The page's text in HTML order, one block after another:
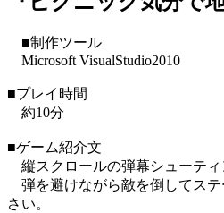
■制作ツール
Microsoft VisualStudio2010
■プレイ時間
約10分
■ゲーム紹介文
縦スクロールの弾幕シューティ
弾を避けながら敵を倒してス
さい。